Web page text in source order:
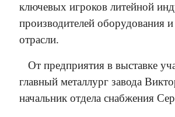
ключевых игроков литейной
производителей оборудования и
отрасли.
От предприятия в выставке
главный металлург завода
начальник отдела снабжения